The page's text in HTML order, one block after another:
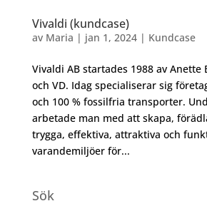
Vivaldi (kundcase)
av Maria | jan 1, 2024| Kundcase
Vivaldi AB startades 1988 av Anette
och VD. Idag specialiserar sig
och 100 % fossilfria transporter.
arbetade man med att skapa,
trygga, effektiva, attraktiva och
varandemiljöer för...
Sök